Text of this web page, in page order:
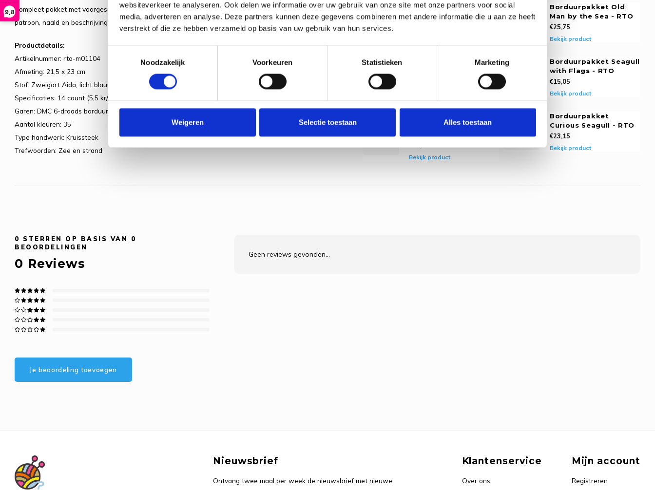
websiteverkeer te analyseren. Ook delen we informatie over uw gebruik van onze site met onze partners voor social
media, adverteren en analyse. Deze partners kunnen deze gegevens combineren met andere informatie die u aan ze heeft
verstrekt of die ze hebben verzameld op basis van uw gebruik van hun services.
Noodzakelijk
Voorkeuren Statistieken Marketing
Weigeren Selectie toestaan Alles toestaan
9,8Compleet pakket met voorgesorteerde borduurgarens. Inclusief de benodigde borduurstof, garens,
patroon, naald en beschrijving.
Productdetails:
Artikelnummer: rto-m01104
Afmeting: 21,5 x 23 cm
Stof: Zweigart Aida, licht blauw
Specificaties: 14 count (5,5 kr/cm)
Garen: DMC 6-draads borduurgaren
Aantal kleuren: 35
Type handwerk: Kruissteek
Trefwoorden: Zee en strand
Borduurpakket Girl
and Dog by the Ssea -
Borduurpakket Old
Man by the Sea - RTO
€25,75
Bekijk product
Bekijk product
Borduurpakket Seagull
with Flags - RTO
€15,05
Bekijk product
Seagulls in Pink Sky -
RTO
€14,50
Bekijk product
Borduurpakket
Curious Seagull - RTO
€23,15
Bekijk product
0 STERREN OP BASIS VAN 0
BEOORDELINGEN
0 Reviews
Je beoordeling toevoegen
Geen reviews gevonden...
Nieuwsbrief
Ontvang twee maal per week de nieuwsbrief met nieuwe
Klantenservice
Over ons
Mijn account
Registreren